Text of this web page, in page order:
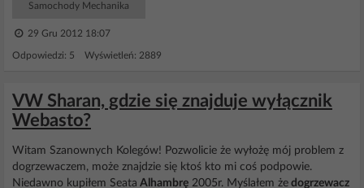
Samochody Mechanika
29 Gru 2012 18:07
Odpowiedzi: 5 Wyświetleń: 2889
VW Sharan, gdzie się znajduje wyłącznik
Webasto?
Witam Szanownych Kolegów! Pozwolicie że wyłożę mój problem z
dogrzewaczem, może znajdzie się ktoś kto mi coś podpowie.
Niedawno kupiłem Seata Alhambrę 2005r. Myślałem że dogrzewacz